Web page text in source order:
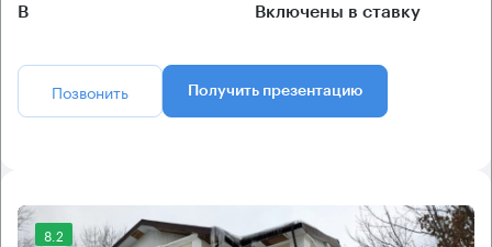
B Включены в ставку
Позвонить Получить презентацию
8.2